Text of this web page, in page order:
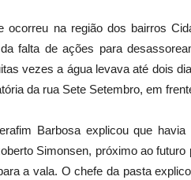
ocorreu na região dos bairros
falta de ações para
vezes a água levava até dois
da rua Sete Setembro, em
Barbosa explicou que
Simonsen, próximo ao
a vala. O chefe da pasta